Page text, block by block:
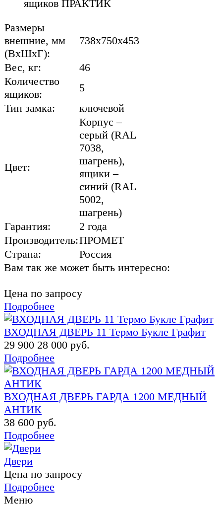
ящиков ПРАКТИК
Размеры
внешние, мм
(ВхШхГ):
738x750x453
Вес, кг:
46
Количество
ящиков:
5
Тип замка:
ключевой
Цвет:
Корпус –
серый (RAL
7038,
шагрень),
ящики –
синий (RAL
5002,
шагрень)
Гарантия:
2 года
Производитель:ПРОМЕТ
Страна:
Россия
Вам так же может быть интересно:
Цена по запросу
Подробнее
ВХОДНАЯ ДВЕРЬ 11 Термо Букле Графит
29 900 28 000 руб.
Подробнее
ВХОДНАЯ ДВЕРЬ ГАРДА 1200 МЕДНЫЙ
АНТИК
38 600 руб.
Подробнее
Двери
Цена по запросу
Подробнее
Меню